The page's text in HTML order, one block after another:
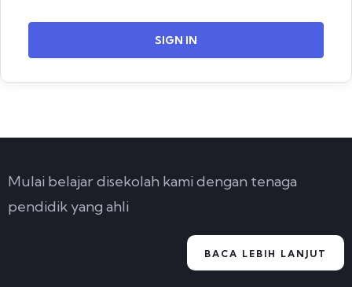
SIGN IN
Mulai belajar disekolah kami dengan tenaga
pendidik yang ahli
BACA LEBIH LANJUT